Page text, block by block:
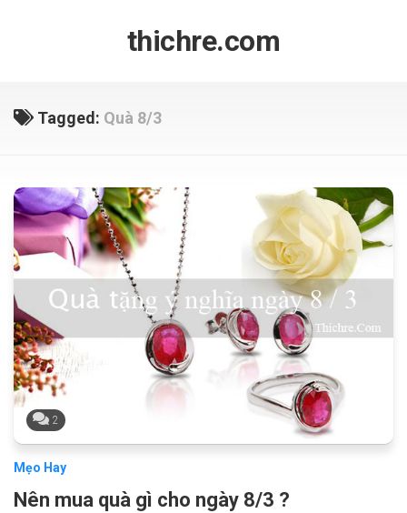
thichre.com
Tagged: Quà 8/3
2
Mẹo Hay
Nên mua quà gì cho ngày 8/3 ?